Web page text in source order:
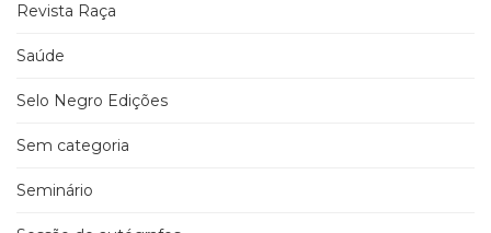
Revista Raça
Saúde
Selo Negro Edições
Sem categoria
Seminário